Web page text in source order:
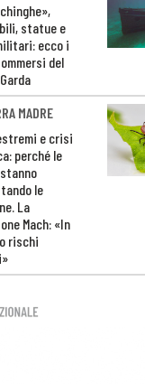
statue e
ecco i
del
MADRE
e crisi
perché le
le
La
Mach: «In
rischi